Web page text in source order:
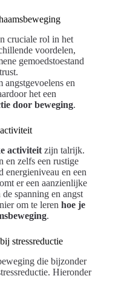
cruciale rol in het
voordelen,
gemoedstoestand
en
het een
door beweging.
activiteit zijn talrijk.
en zelfs een rustige
energieniveau en een
er een aanzienlijke
spanning en angst
om te leren hoe je
.
stressreductie
die bijzonder
Hieronder